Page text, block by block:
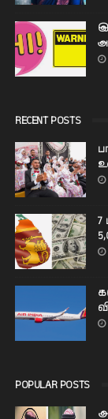
RECENT POSTS
POPULAR POSTS